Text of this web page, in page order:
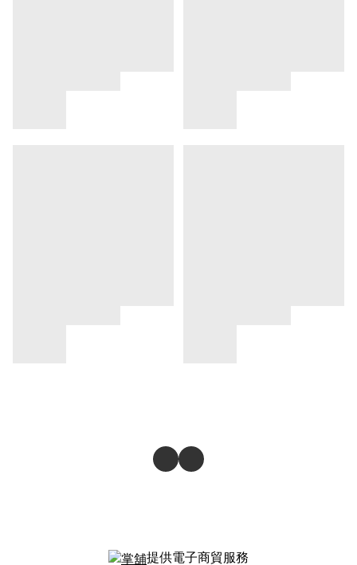
提供電子商貿服務